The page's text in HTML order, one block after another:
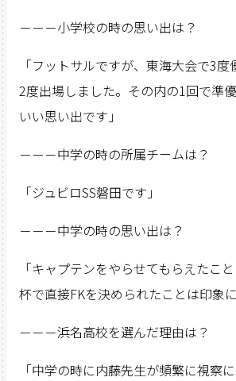
－－－小学校の時の思い出は？
「フットサルですが、東海大会で3
2度出場しました。その内の1回で準
いい思い出です」
－－－中学の時の所属チームは？
「ジュビロSS磐田です」
－－－中学の時の思い出は？
「キャプテンをやらせてもらえたこ
杯で直接FKを決められたことは印象
－－－浜名高校を選んだ理由は？
「中学の時に内藤先生が頻繁に視察